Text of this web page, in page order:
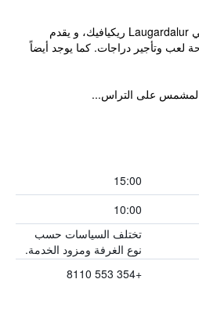
يقع نزل الطلاب والشباب هذا في Laugardalur ريكيافيك، و يقدم
لعب وتأجير دراجات. كما يوجد أيضاً
على التراس...
15:00
10:00
تختلف السياسات حسب
نوع الغرفة ومزود الخدمة.
+354 553 8110